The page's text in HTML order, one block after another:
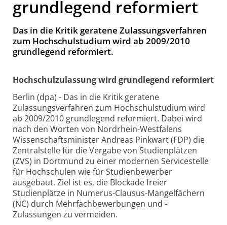
grundlegend reformiert
Das in die Kritik geratene Zulassungsverfahren
zum Hochschulstudium wird ab 2009/2010
grundlegend reformiert.
Hochschulzulassung wird grundlegend reformiert
Berlin (dpa) - Das in die Kritik geratene
Zulassungsverfahren zum Hochschulstudium wird
ab 2009/2010 grundlegend reformiert. Dabei wird
nach den Worten von Nordrhein-Westfalens
Wissenschaftsminister Andreas Pinkwart (FDP) die
Zentralstelle für die Vergabe von Studienplätzen
(ZVS) in Dortmund zu einer modernen Servicestelle
für Hochschulen wie für Studienbewerber
ausgebaut. Ziel ist es, die Blockade freier
Studienplätze in Numerus-Clausus-Mangelfächern
(NC) durch Mehrfachbewerbungen und -
Zulassungen zu vermeiden.